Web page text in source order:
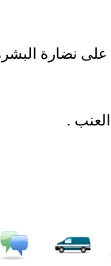
على نضارة
.